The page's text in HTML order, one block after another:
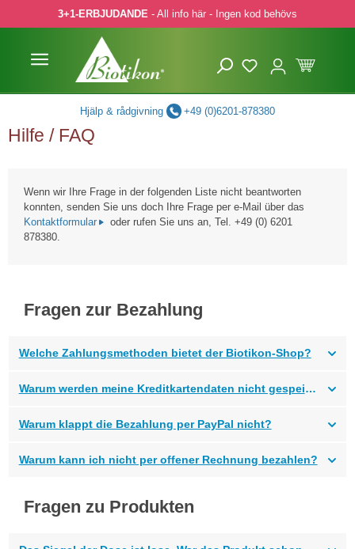
till huvudinnehåll
Hoppa till sökning
Hoppa till huvudnavigering
3+1-ERBJUDANDE - All info här - Ingen kod behövs
Hjälp & rådgivning +49 (0)6201-878380
Hilfe / FAQ
Wenn wir Ihre Frage in der folgenden Liste nicht beantworten
konnten, senden Sie uns doch Ihre Frage per e-Mail über das
Kontaktformular
oder rufen Sie uns an, Tel. +49 (0) 6201
878380.
Fragen zur Bezahlung
Welche Zahlungsmethoden bietet der Biotikon-Shop?
Warum werden meine Kreditkartendaten nicht gespeichert?
Warum klappt die Bezahlung per PayPal nicht?
Warum kann ich nicht per offener Rechnung bezahlen?
Fragen zu Produkten